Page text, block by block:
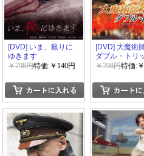
[DVD] いま、殺りに
ゆきます
￥798円特価:￥140円
[DVD] 大魔術
ダブル・トリ
￥798円特価: